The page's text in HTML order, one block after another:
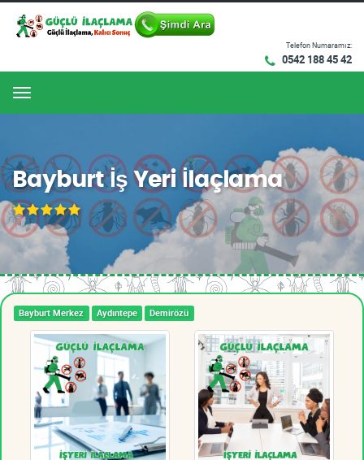
Telefon Numaramız:
0542 188 45 42
Menu
Bayburt İş Yeri İlaçlama
Bayburt Merkez Aydıntepe Demirözü